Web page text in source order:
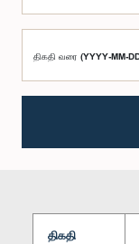
திகதி வரை (YYYY-MM-
திகதி